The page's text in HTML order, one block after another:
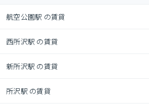
航空公園駅 の賃貸
西所沢駅 の賃貸
新所沢駅 の賃貸
所沢駅 の賃貸